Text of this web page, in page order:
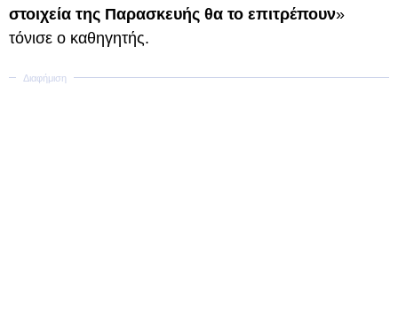
στοιχεία της Παρασκευής θα το επιτρέπουν»
τόνισε ο καθηγητής.